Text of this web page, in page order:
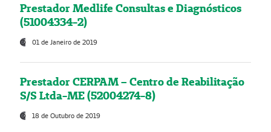
Prestador Medlife Consultas e Diagnósticos
(51004334-2)
01 de Janeiro de 2019
Prestador CERPAM – Centro de Reabilitação
S/S Ltda-ME (52004274-8)
18 de Outubro de 2019